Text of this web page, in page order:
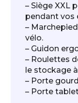
– Siège XXL
pendant vos
–
vélo.
– Guidon
– Roulettes
le stockage
– Porte
– Porte